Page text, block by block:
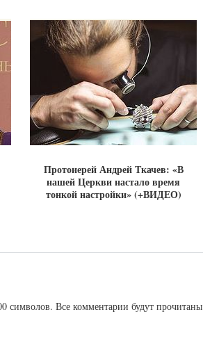
Протоиерей Андрей Ткачев: «В
нашей Церкви настало время
тонкой настройки» (+ВИДЕО)
символов. Все комментарии будут прочитаны